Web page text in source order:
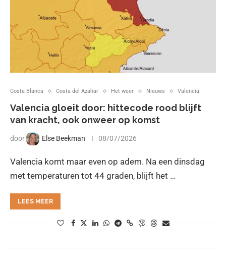
Costa Blanca Costa del Azahar Het weer Nieuws Valencia
Valencia gloeit door: hittecode rood blijft
van kracht, ook onweer op komst
door Else Beekman 08/07/2026
Valencia komt maar even op adem. Na een dinsdag
met temperaturen tot 44 graden, blijft het …
LEES MEER